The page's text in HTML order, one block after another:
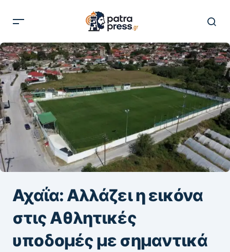
Αχαΐα: Αλλάζει η εικόνα
στις Αθλητικές
υποδομές με σημαντικά